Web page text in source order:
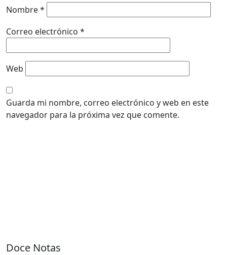
Nombre*
Correo electrónico *
Web
Guarda mi nombre, correo electrónico y web en este
navegador para la próxima vez que comente.
Doce Notas